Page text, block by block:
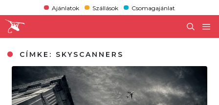
Ajánlatok Szállások Csomagajánlat
CÍMKE: SKYSCANNERS